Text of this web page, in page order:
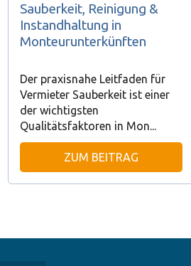
Sauberkeit, Reinigung &
Instandhaltung in
Monteurunterkünften
Der praxisnahe Leitfaden für
Vermieter Sauberkeit ist einer
der wichtigsten
Qualitätsfaktoren in Mon...
ZUM BEITRAG